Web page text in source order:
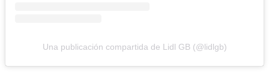
Una publicación compartida de Lidl GB (@lidlgb)